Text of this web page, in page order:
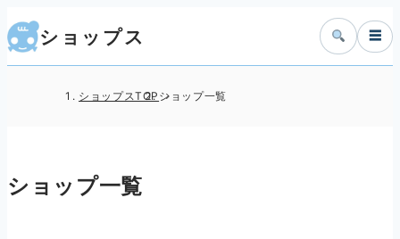
ショップス ☰
ショップスTOP ショップ一覧
ショップ一覧